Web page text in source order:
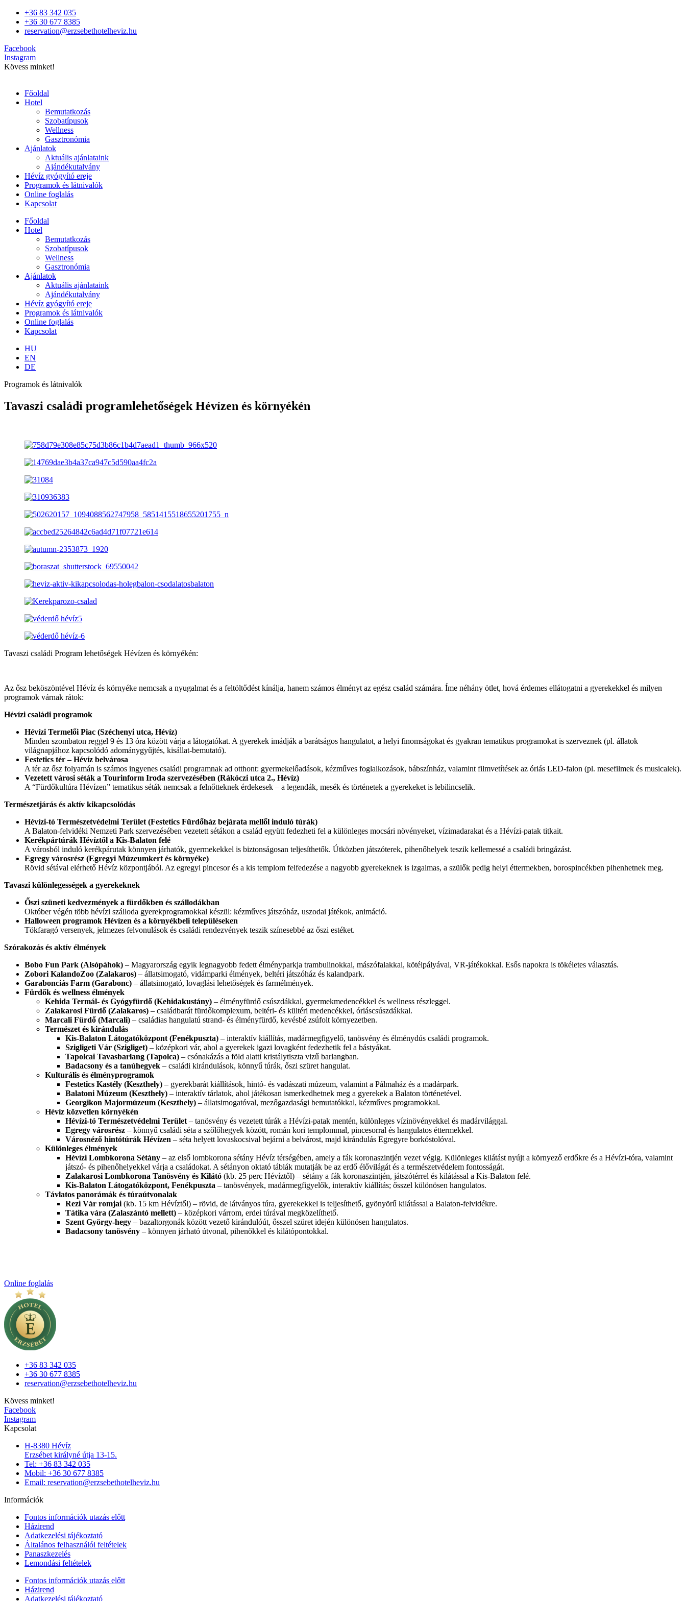
Ugrás
tartalomhoz
+36 83 342 035
+36 30 677 8385
reservation@erzsebethotelheviz.hu
Facebook
Instagram
Kövess minket!
Főoldal
Hotel
Bemutatkozás
Szobatípusok
Wellness
Gasztronómia
Ajánlatok
Aktuális ajánlataink
Ajándékutalvány
Hévíz gyógyító ereje
Programok és látnivalók
Online foglalás
Kapcsolat
Főoldal
Hotel
Bemutatkozás
Szobatípusok
Wellness
Gasztronómia
Ajánlatok
Aktuális ajánlataink
Ajándékutalvány
Hévíz gyógyító ereje
Programok és látnivalók
Online foglalás
Kapcsolat
HU
EN
DE
Programok és látnivalók
Tavaszi családi programlehetőségek Hévízen és környékén
Tavaszi családi Program lehetőségek Hévízen és környékén:
Az ősz beköszöntével Hévíz és környéke nemcsak a nyugalmat és a feltöltődést kínálja, hanem számos élményt az egész család számára. Íme néhány ötlet, hová érdemes ellátogatni a gyerekekkel és milyen
programok várnak rátok:
Hévízi családi programok
Hévízi Termelői Piac (Széchenyi utca, Hévíz)
Minden szombaton reggel 9 és 13 óra között várja a látogatókat. A gyerekek imádják a barátságos hangulatot, a helyi finomságokat és gyakran tematikus programokat is szerveznek (pl. állatok
világnapjához kapcsolódó adománygyűjtés, kisállat-bemutató).
Festetics tér – Hévíz belvárosa
A tér az ősz folyamán is számos ingyenes családi programnak ad otthont: gyermekelőadások, kézműves foglalkozások, bábszínház, valamint filmvetítések az óriás LED-falon (pl. mesefilmek és musicalek).
Vezetett városi séták a Tourinform Iroda szervezésében (Rákóczi utca 2., Hévíz)
A “Fürdőkultúra Hévízen” tematikus séták nemcsak a felnőtteknek érdekesek – a legendák, mesék és történetek a gyerekeket is lebilincselik.
Természetjárás és aktív kikapcsolódás
Hévízi-tó Természetvédelmi Terület (Festetics Fürdőház bejárata mellől induló túrák)
A Balaton-felvidéki Nemzeti Park szervezésében vezetett sétákon a család együtt fedezheti fel a különleges mocsári növényeket, vízimadarakat és a Hévízi-patak titkait.
Kerékpártúrák Hévíztől a Kis-Balaton felé
A városból induló kerékpárutak könnyen járhatók, gyermekekkel is biztonságosan teljesíthetők. Útközben játszóterek, pihenőhelyek teszik kellemessé a családi bringázást.
Egregy városrész (Egregyi Múzeumkert és környéke)
Rövid sétával elérhető Hévíz központjából. Az egregyi pincesor és a kis templom felfedezése a nagyobb gyerekeknek is izgalmas, a szülők pedig helyi éttermekben, borospincékben pihenhetnek meg.
Tavaszi különlegességek a gyerekeknek
Őszi szüneti kedvezmények a fürdőkben és szállodákban
Október végén több hévízi szálloda gyerekprogramokkal készül: kézműves játszóház, uszodai játékok, animáció.
Halloween programok Hévízen és a környékbeli településeken
Tökfaragó versenyek, jelmezes felvonulások és családi rendezvények teszik színesebbé az őszi estéket.
Szórakozás és aktív élmények
Bobo Fun Park (Alsópáhok) – Magyarország egyik legnagyobb fedett élményparkja trambulinokkal, mászófalakkal, kötélpályával, VR-játékokkal. Esős napokra is tökéletes választás.
Zobori KalandoZoo (Zalakaros) – állatsimogató, vidámparki élmények, beltéri játszóház és kalandpark.
Garabonciás Farm (Garabonc) – állatsimogató, lovaglási lehetőségek és farmélmények.
Fürdők és wellness élmények
Kehida Termál- és Gyógyfürdő (Kehidakustány) – élményfürdő csúszdákkal, gyermekmedencékkel és wellness részleggel.
Zalakarosi Fürdő (Zalakaros) – családbarát fürdőkomplexum, beltéri- és kültéri medencékkel, óriáscsúszdákkal.
Marcali Fürdő (Marcali) – családias hangulatú strand- és élményfürdő, kevésbé zsúfolt környezetben.
Természet és kirándulás
Kis-Balaton Látogatóközpont (Fenékpuszta) – interaktív kiállítás, madármegfigyelő, tanösvény és élménydús családi programok.
Szigligeti Vár (Szigliget) – középkori vár, ahol a gyerekek igazi lovagként fedezhetik fel a bástyákat.
Tapolcai Tavasbarlang (Tapolca) – csónakázás a föld alatti kristálytiszta vizű barlangban.
Badacsony és a tanúhegyek – családi kirándulások, könnyű túrák, őszi szüret hangulat.
Kulturális és élményprogramok
Festetics Kastély (Keszthely) – gyerekbarát kiállítások, hintó- és vadászati múzeum, valamint a Pálmaház és a madárpark.
Balatoni Múzeum (Keszthely) – interaktív tárlatok, ahol játékosan ismerkedhetnek meg a gyerekek a Balaton történetével.
Georgikon Majormúzeum (Keszthely) – állatsimogatóval, mezőgazdasági bemutatókkal, kézműves programokkal.
Hévíz közvetlen környékén
Hévízi-tó Természetvédelmi Terület – tanösvény és vezetett túrák a Hévízi-patak mentén, különleges vízinövényekkel és madárvilággal.
Egregy városrész – könnyű családi séta a szőlőhegyek között, román kori templommal, pincesorral és hangulatos éttermekkel.
Városnéző hintótúrák Hévízen – séta helyett lovaskocsival bejárni a belvárost, majd kirándulás Egregyre borkóstolóval.
Különleges élmények
Hévízi Lombkorona Sétány – az első lombkorona sétány Hévíz térségében, amely a fák koronaszintjén vezet végig. Különleges kilátást nyújt a környező erdőkre és a Hévízi-tóra, valamint
játszó- és pihenőhelyekkel várja a családokat. A sétányon oktató táblák mutatják be az erdő élővilágát és a természetvédelem fontosságát.
Zalakarosi Lombkorona Tanösvény és Kilátó (kb. 25 perc Hévíztől) – sétány a fák koronaszintjén, játszótérrel és kilátással a Kis-Balaton felé.
Kis-Balaton Látogatóközpont, Fenékpuszta – tanösvények, madármegfigyelők, interaktív kiállítás; ősszel különösen hangulatos.
Távlatos panorámák és túraútvonalak
Rezi Vár romjai (kb. 15 km Hévíztől) – rövid, de látványos túra, gyerekekkel is teljesíthető, gyönyörű kilátással a Balaton-felvidékre.
Tátika vára (Zalaszántó mellett) – középkori várrom, erdei túrával megközelíthető.
Szent György-hegy – bazaltorgonák között vezető kirándulóút, ősszel szüret idején különösen hangulatos.
Badacsony tanösvény – könnyen járható útvonal, pihenőkkel és kilátópontokkal.
Online foglalás
+36 83 342 035
+36 30 677 8385
reservation@erzsebethotelheviz.hu
Kövess minket!
Facebook
Instagram
Kapcsolat
H-8380 Hévíz
Erzsébet királyné útja 13-15.
Tel: +36 83 342 035
Mobil: +36 30 677 8385
Email: reservation@erzsebethotelheviz.hu
Információk
Fontos információk utazás előtt
Házirend
Adatkezelési tájékoztató
Általános felhasználói feltételek
Panaszkezelés
Lemondási feltételek
Fontos információk utazás előtt
Házirend
Adatkezelési tájékoztató